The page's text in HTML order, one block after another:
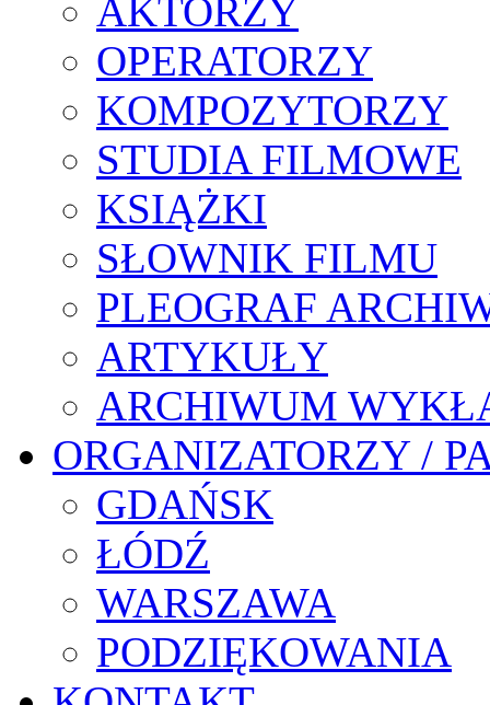
AKTORZY
OPERATORZY
KOMPOZYTORZY
STUDIA FILMOWE
KSIĄŻKI
SŁOWNIK FILMU
PLEOGRAF
ARTYKUŁY
ARCHIWUM
ORGANIZATORZY /
GDAŃSK
ŁÓDŹ
WARSZAWA
PODZIĘKOWANIA